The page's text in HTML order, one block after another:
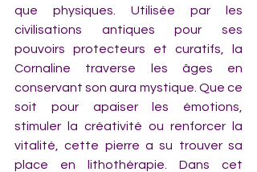
que physiques. Utilisée par les
civilisations antiques pour ses
pouvoirs protecteurs et curatifs, la
Cornaline traverse les âges en
conservant son aura mystique. Que ce
soit pour apaiser les émotions,
stimuler la créativité ou renforcer la
vitalité, cette pierre a su trouver sa
place en lithothérapie. Dans cet